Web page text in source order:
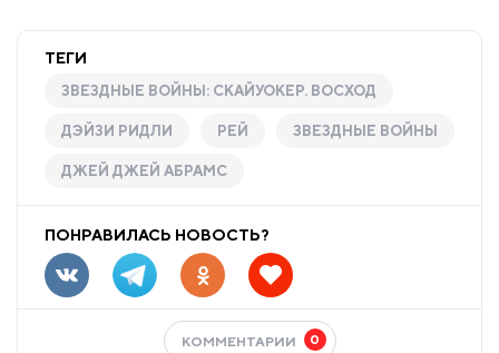
ТЕГИ
ЗВЕЗДНЫЕ ВОЙНЫ: СКАЙУОКЕР. ВОСХОД​
ДЭЙЗИ РИДЛИ РЕЙ ЗВЕЗДНЫЕ ВОЙНЫ
ДЖЕЙ ДЖЕЙ АБРАМС
ПОНРАВИЛАСЬ НОВОСТЬ?
КОММЕНТАРИИ 0